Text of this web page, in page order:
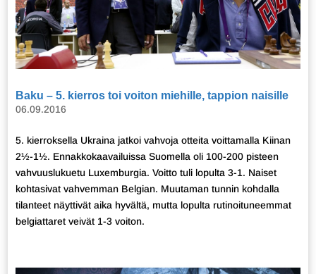
Baku – 5. kierros toi voiton miehille, tappion naisille
06.09.2016
5. kierroksella Ukraina jatkoi vahvoja otteita voittamalla Kiinan
2½-1½. Ennakkokaavailuissa Suomella oli 100-200 pisteen
vahvuuslukuetu Luxemburgia. Voitto tuli lopulta 3-1. Naiset
kohtasivat vahvemman Belgian. Muutaman tunnin kohdalla
tilanteet näyttivät aika hyvältä, mutta lopulta rutinoituneemmat
belgiattaret veivät 1-3 voiton.